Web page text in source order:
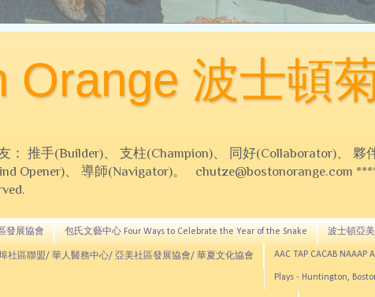
Orange 波士頓
： 推手(Builder)、 支柱(Champion)、 同好(Collaborator)、 夥
Opener)、 導師(Navigator)。 chutze@bostonorange.com
發展協會 包氏文藝中心 Four Ways to Celebrate the Year of the Snake 波士頓亞
社區聯盟/ 華人醫務中心/ 亞美社區發展協會/ 華夏文化協會 AAC TAP CACAB NAAAP
Plays - Huntington,